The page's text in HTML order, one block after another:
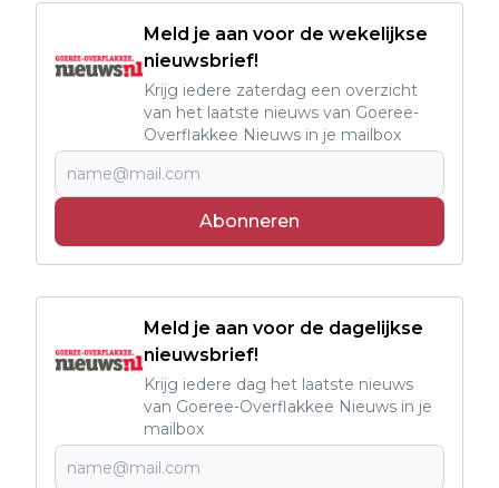
Meld je aan voor de wekelijkse
nieuwsbrief!
Krijg iedere zaterdag een overzicht
van het laatste nieuws van Goeree-
Overflakkee Nieuws in je mailbox
Abonneren
Meld je aan voor de dagelijkse
nieuwsbrief!
Krijg iedere dag het laatste nieuws
van Goeree-Overflakkee Nieuws in je
mailbox